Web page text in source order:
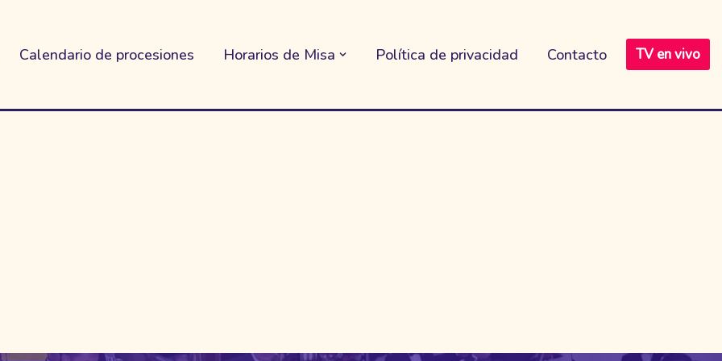
Calendario de procesiones Horarios de Misa Política de privacidad Contacto TV en vivo